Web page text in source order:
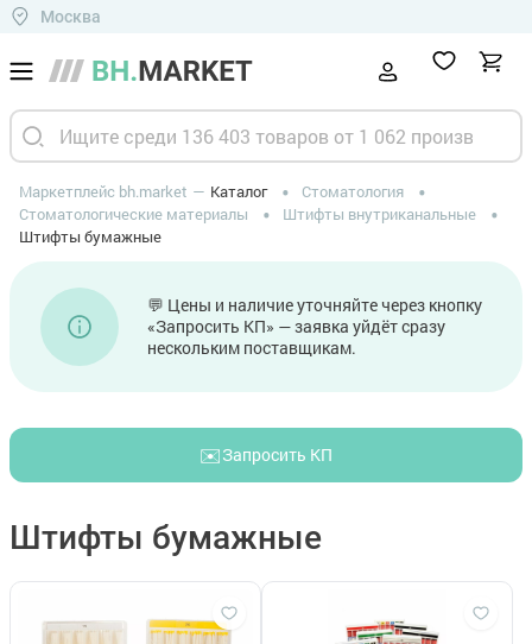
Москва
Маркетплейс bh.market Каталог
Стоматология
Стоматологические материалы
Штифты внутриканальные
Штифты бумажные
💬 Цены и наличие уточняйте через кнопку
«Запросить КП» — заявка уйдёт сразу
нескольким поставщикам.
✉️Запросить КП
Штифты бумажные